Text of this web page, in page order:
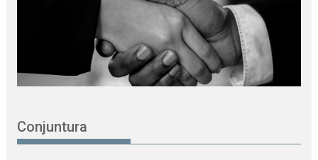
Conjuntura